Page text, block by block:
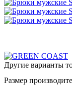
Другие варианты
Размер